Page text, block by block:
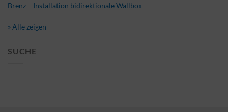
Brenz – Installation bidirektionale Wallbox
» Alle zeigen
SUCHE